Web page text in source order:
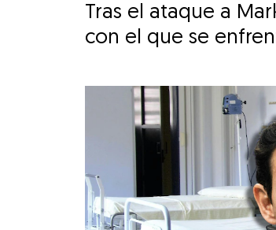
Tras el ataque a
con el que se